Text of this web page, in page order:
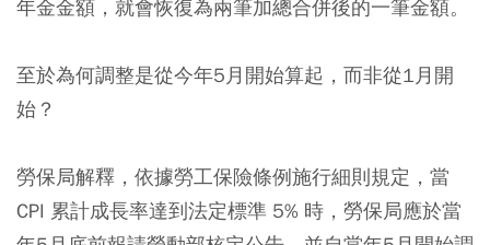
年金金額，就會恢復為兩筆加總合併後的一筆金額。
至於為何調整是從今年5月開始算起，而非從1月開
始？
勞保局解釋，依據勞工保險條例施行細則規定，當
CPI 累計成長率達到法定標準 5% 時，勞保局應於當